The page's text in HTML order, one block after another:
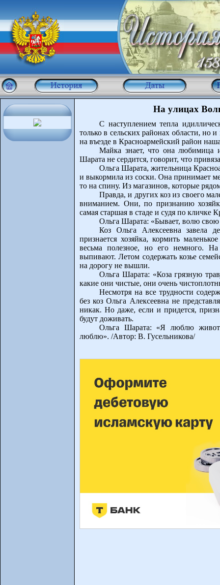
На улицах
С наступлением тепла
только в сельских районах области, но
на въезде в Красноармейский район
Майка знает, что она любимица
Шарата не сердится, говорит, что
Ольга Шарата, жительница
и выкормила из соски. Она принимает
то на спину. Из магазинов, которые
Правда, и других коз из своего
вниманием. Они, по признанию
самая старшая в стаде и судя по кличке
Ольга Шарата: «Бывает, волю свою
Коз Ольга Алексеевна завела
признается хозяйка, кормить
весьма полезное, но его немного.
выпивают. Летом содержать козье
на дорогу не вышли.
Ольга Шарата: «Коза грязную
какие они чистые, они очень
Несмотря на все трудности
без коз Ольга Алексеевна не
никак. Но даже, если и придется,
будут доживать.
Ольга Шарата: «Я люблю
люблю». /Автор: В. Гусельникова/